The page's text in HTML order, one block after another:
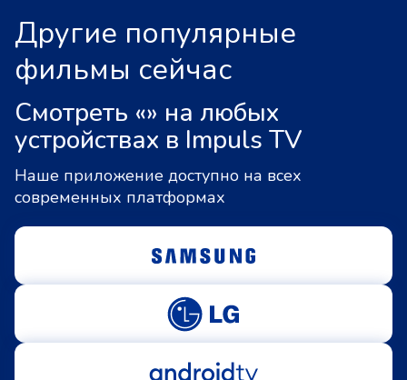
Другие популярные
фильмы сейчас
Смотреть «» на любых
устройствах в Impuls TV
Наше приложение доступно на всех
современных платформах